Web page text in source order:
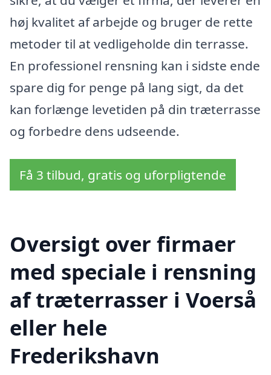
høj kvalitet af arbejde og bruger de rette
metoder til at vedligeholde din terrasse.
En professionel rensning kan i sidste ende
spare dig for penge på lang sigt, da det
kan forlænge levetiden på din træterrasse
og forbedre dens udseende.
Få 3 tilbud, gratis og uforpligtende
Oversigt over firmaer
med speciale i rensning
af træterrasser i Voerså
eller hele
Frederikshavn